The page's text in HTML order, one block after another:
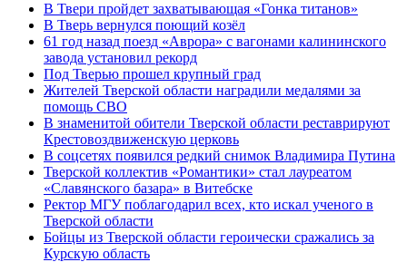
В Твери пройдет захватывающая «Гонка титанов»
В Тверь вернулся поющий козёл
61 год назад поезд «Аврора» с вагонами калининского
завода установил рекорд
Под Тверью прошел крупный град
Жителей Тверской области наградили медалями за
помощь СВО
В знаменитой обители Тверской области реставрируют
Крестовоздвиженскую церковь
В соцсетях появился редкий снимок Владимира Путина
Тверской коллектив «Романтики» стал лауреатом
«Славянского базара» в Витебске
Ректор МГУ поблагодарил всех, кто искал ученого в
Тверской области
Бойцы из Тверской области героически сражались за
Курскую область